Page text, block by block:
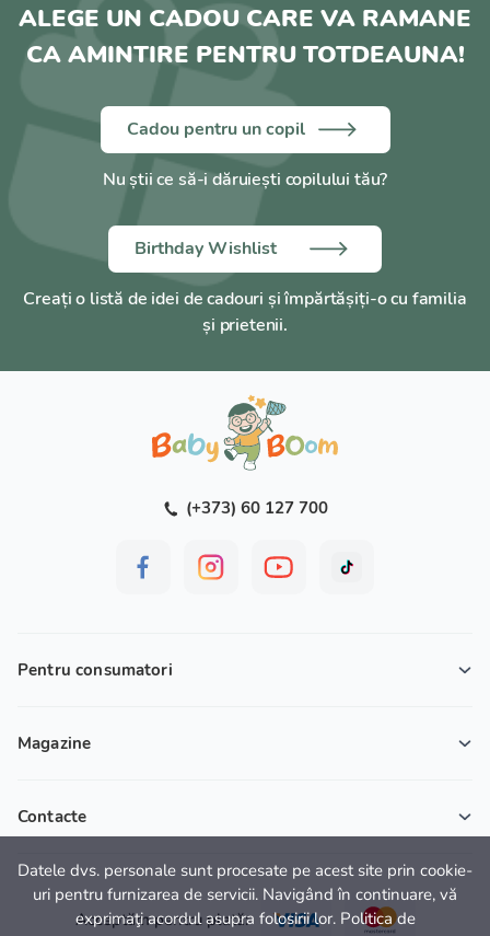
ALEGE UN CADOU CARE VA RAMANE
CA AMINTIRE PENTRU TOTDEAUNA!
Cadou pentru un copil
Nu știi ce să-i dăruiești copilului tău?
Birthday Wishlist
Creați o listă de idei de cadouri și împărtășiți-o cu familia
și prietenii.
(+373) 60 127 700
Pentru consumatori
Magazine
Contacte
Acceptăm pentru plată:
Datele dvs. personale sunt procesate pe acest site prin cookie-
uri pentru furnizarea de servicii. Navigând în continuare, vă
exprimaţi acordul asupra folosirii lor. Politica de